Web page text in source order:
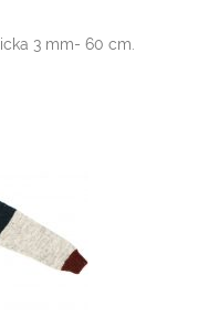
3 mm- 60 cm.